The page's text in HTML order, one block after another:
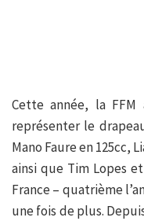
Cette année, la
représenter le
Mano Faure en 125cc,
ainsi que Tim Lopes
France – quatrième
une fois de plus.